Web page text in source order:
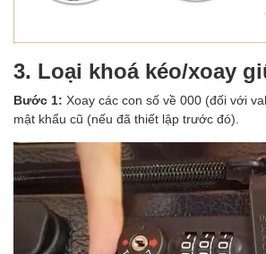
3. Loại khoá kéo/xoay
Bước 1: Xoay các con số về 000 (đối với
mật khẩu cũ (nếu đã thiết lập trước đó).